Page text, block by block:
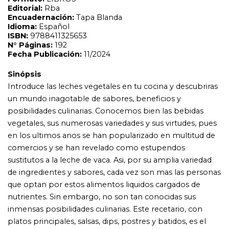
comercios y se han revelado como estupendos
sustitutos a la leche de vaca. Asi, por su amplia variedad
de ingredientes y sabores, cada vez son mas las personas
que optan por estos alimentos liquidos cargados de
nutrientes. Sin embargo, no son tan conocidas sus
inmensas posibilidades culinarias. Este recetario, con
platos principales, salsas, dips, postres y batidos, es el
libro mas completo para cocinar con leches vegetales
en casa. Te ofrece las aplicaciones en la cocina de todas
las variedades de leches, asi como de la pulpa resultante
si te animas a prepararlas en casa.